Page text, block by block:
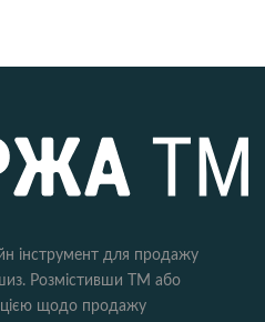
інструмент для продажу
Розмістивши ТМ або
щодо продажу